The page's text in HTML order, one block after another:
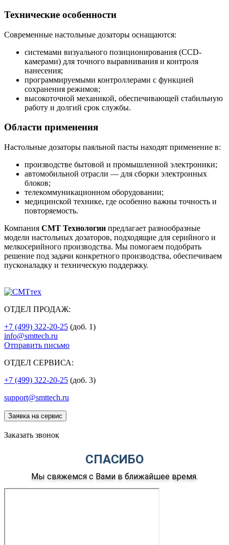
Технические особенности
Современные настольные дозаторы оснащаются:
системами визуального позиционирования (CCD-
камерами) для точного выравнивания и контроля
нанесения;
программируемыми контроллерами с функцией
сохранения режимов;
высокоточной механикой, обеспечивающей стабильную
работу и долгий срок службы.
Области применения
Настольные дозаторы паяльной пасты находят применение в:
производстве бытовой и промышленной электроники;
автомобильной отрасли — для сборки электронных
блоков;
телекоммуникационном оборудовании;
медицинской технике, где особенно важны точность и
повторяемость.
Компания СМТ Технологии предлагает разнообразные
модели настольных дозаторов, подходящие для серийного и
мелкосерийного производства. Мы помогаем подобрать
решение под задачи конкретного производства, обеспечиваем
пусконаладку и техническую поддержку.
ОТДЕЛ ПРОДАЖ:
+7 (499) 322-20-25 (доб. 1)
info@smttech.ru
Отправить письмо
ОТДЕЛ СЕРВИСА:
+7 (499) 322-20-25 (доб. 3)
support@smttech.ru
Заявка на сервис
Заказать звонок
СПАСИБО
Мы свяжемся с Вами в ближайшее время.